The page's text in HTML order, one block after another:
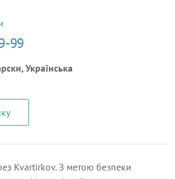
Українська
Kvartirkov. З метою безпеки